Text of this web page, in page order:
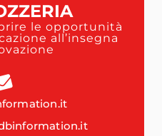
le opportunità
all’insegna